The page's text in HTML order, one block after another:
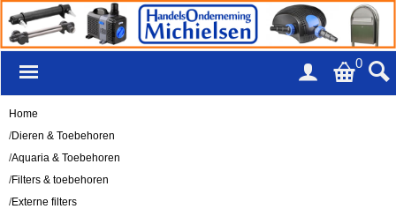
0
Home
/Dieren & Toebehoren
/Aquaria & Toebehoren
/Filters & toebehoren
/Externe filters